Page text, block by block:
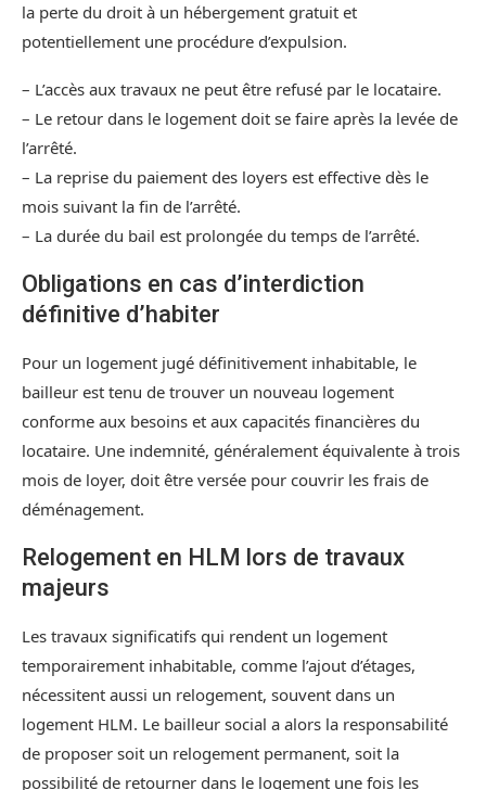
la perte du droit à un hébergement gratuit et
potentiellement une procédure d’expulsion.
– L’accès aux travaux ne peut être refusé par le locataire.
– Le retour dans le logement doit se faire après la levée de
l’arrêté.
– La reprise du paiement des loyers est effective dès le
mois suivant la fin de l’arrêté.
– La durée du bail est prolongée du temps de l’arrêté.
Obligations en cas d’interdiction
définitive d’habiter
Pour un logement jugé définitivement inhabitable, le
bailleur est tenu de trouver un nouveau logement
conforme aux besoins et aux capacités financières du
locataire. Une indemnité, généralement équivalente à trois
mois de loyer, doit être versée pour couvrir les frais de
déménagement.
Relogement en HLM lors de travaux
majeurs
Les travaux significatifs qui rendent un logement
temporairement inhabitable, comme l’ajout d’étages,
nécessitent aussi un relogement, souvent dans un
logement HLM. Le bailleur social a alors la responsabilité
de proposer soit un relogement permanent, soit la
possibilité de retourner dans le logement une fois les